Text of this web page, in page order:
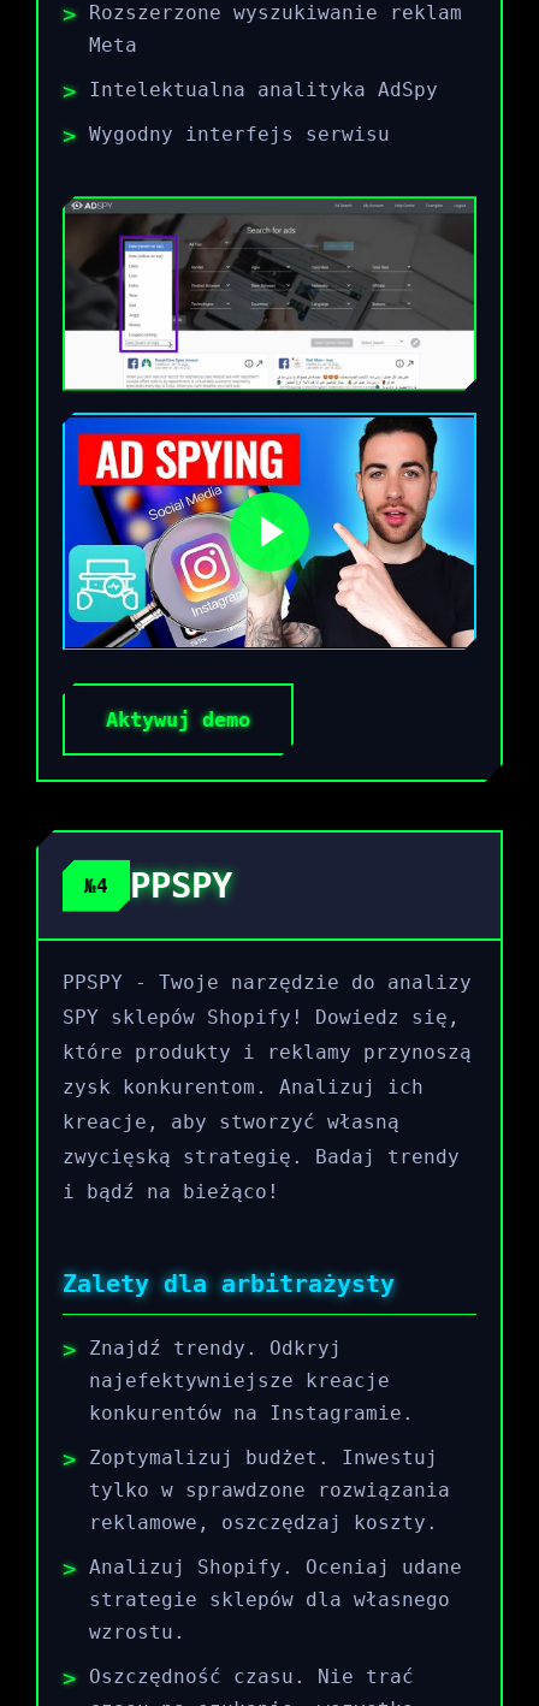
Rozszerzone wyszukiwanie reklam
Meta
Intelektualna analityka AdSpy
Wygodny interfejs serwisu
Aktywuj demo
№4 PPSPY
PPSPY - Twoje narzędzie do analizy
SPY sklepów Shopify! Dowiedz się,
które produkty i reklamy przynoszą
zysk konkurentom. Analizuj ich
kreacje, aby stworzyć własną
zwycięską strategię. Badaj trendy
i bądź na bieżąco!
Zalety dla arbitrażysty
Znajdź trendy. Odkryj
najefektywniejsze kreacje
konkurentów na Instagramie.
Zoptymalizuj budżet. Inwestuj
tylko w sprawdzone rozwiązania
reklamowe, oszczędzaj koszty.
Analizuj Shopify. Oceniaj udane
strategie sklepów dla własnego
wzrostu.
Oszczędność czasu. Nie trać